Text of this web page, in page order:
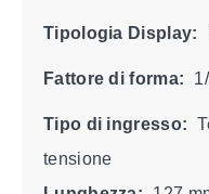
Tipologia Display:
Fattore di forma:
Tipo di ingresso:
tensione